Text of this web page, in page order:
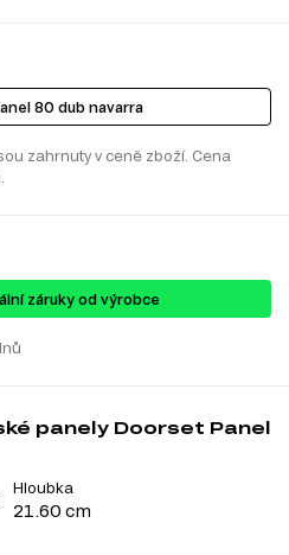
80 dub navarra
zahrnuty v ceně zboží. Cena
záruky od výrobce
panely Doorset Panel
Hloubka
21.60 cm